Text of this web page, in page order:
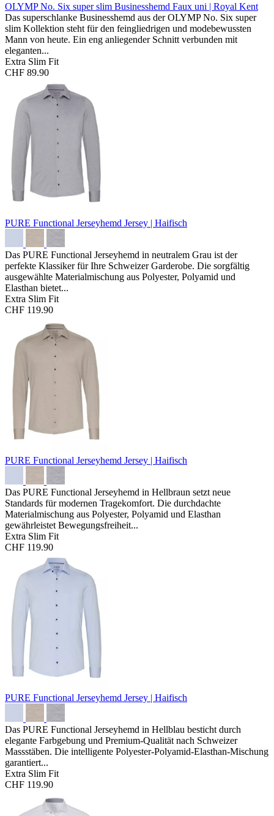
OLYMP No. Six super slim Businesshemd Faux uni | Royal Kent
Das superschlanke Businesshemd aus der OLYMP No. Six super
slim Kollektion steht für den feingliedrigen und modebewussten
Mann von heute. Ein eng anliegender Schnitt verbunden mit
eleganten...
Extra Slim Fit
CHF 89.90
PURE Functional Jerseyhemd Jersey | Haifisch
Das PURE Functional Jerseyhemd in neutralem Grau ist der
perfekte Klassiker für Ihre Schweizer Garderobe. Die sorgfältig
ausgewählte Materialmischung aus Polyester, Polyamid und
Elasthan bietet...
Extra Slim Fit
CHF 119.90
PURE Functional Jerseyhemd Jersey | Haifisch
Das PURE Functional Jerseyhemd in Hellbraun setzt neue
Standards für modernen Tragekomfort. Die durchdachte
Materialmischung aus Polyester, Polyamid und Elasthan
gewährleistet Bewegungsfreiheit...
Extra Slim Fit
CHF 119.90
PURE Functional Jerseyhemd Jersey | Haifisch
Das PURE Functional Jerseyhemd in Hellblau besticht durch
elegante Farbgebung und Premium-Qualität nach Schweizer
Massstäben. Die intelligente Polyester-Polyamid-Elasthan-Mischung
garantiert...
Extra Slim Fit
CHF 119.90